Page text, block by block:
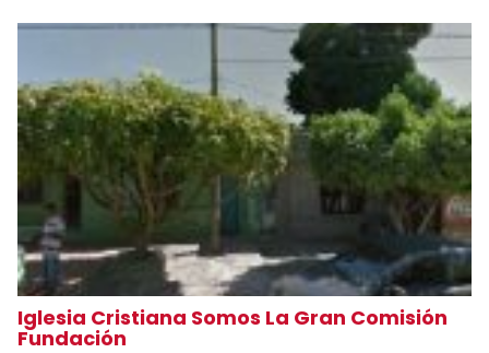
Iglesia Cristiana Somos La Gran Comisión
Fundación